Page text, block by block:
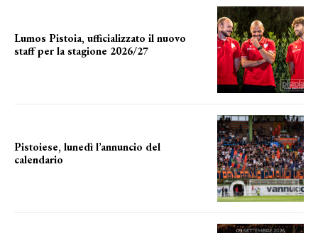
Lumos Pistoia, ufficializzato il nuovo
staff per la stagione 2026/27
Pistoiese, lunedì l’annuncio del
calendario